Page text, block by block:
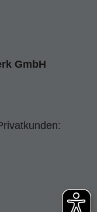
GmbH